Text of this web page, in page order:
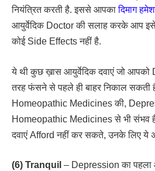
नियंत्रित करती है. इससे आपकादिमाग
आयुर्वेदिक Doctor की सलाह करके आप
कोई Side Effects नहीं है.
ये थी कुछ ख़ास आयुर्वेदिक दवाएं जो
तरह फंसने से पहले ही बाहर निकाल सकती
Homeopathic Medicines की,
Homeopathic Medicines से भी संभव
दवाएं Afford नहीं कर सकते, उनके लिए ये
(6) Tranquil – Depression का पहला